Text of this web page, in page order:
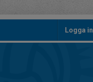
Logga in